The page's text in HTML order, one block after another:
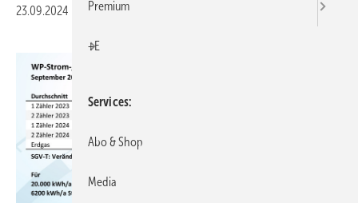
23.09.2024 Druckvorschau
Premium
+E
Services
Abo & Shop
Media